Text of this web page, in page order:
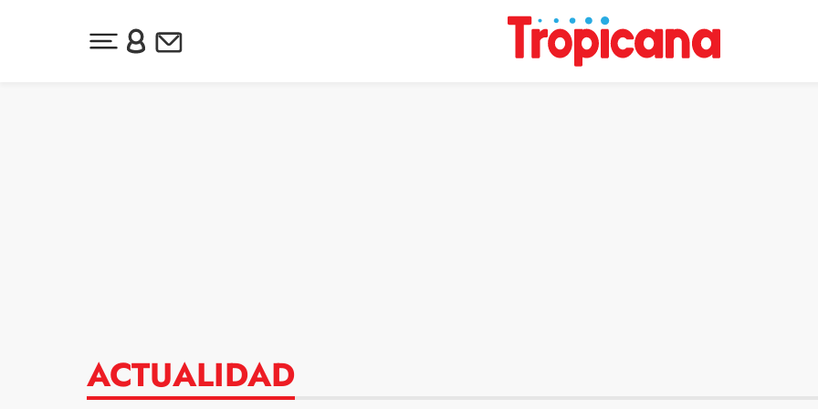
Desplegar menú principal
Inicia sesión o regístrate
Newsletter
ACTUALIDAD